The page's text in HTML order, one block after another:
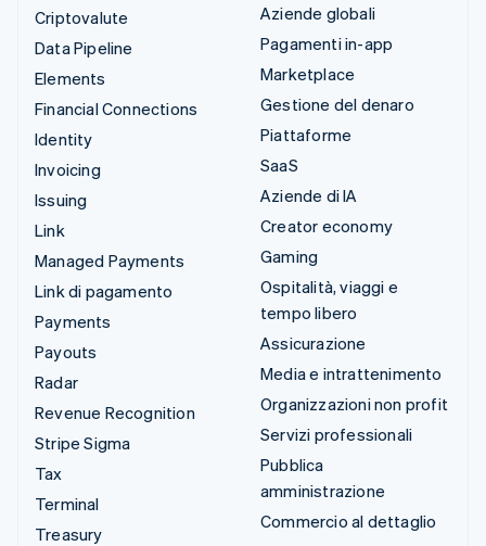
Criptovalute
Data Pipeline
Elements
Financial Connections
Identity
Invoicing
Issuing
Link
Managed Payments
Link di pagamento
Payments
Payouts
Radar
Revenue Recognition
Stripe Sigma
Tax
Terminal
Treasury
Aziende globali
Pagamenti in-app
Marketplace
Gestione del denaro
Piattaforme
SaaS
Aziende di IA
Creator economy
Gaming
Ospitalità, viaggi e
tempo libero
Assicurazione
Media e intrattenimento
Organizzazioni non profit
Servizi professionali
Pubblica
amministrazione
Commercio al dettaglio